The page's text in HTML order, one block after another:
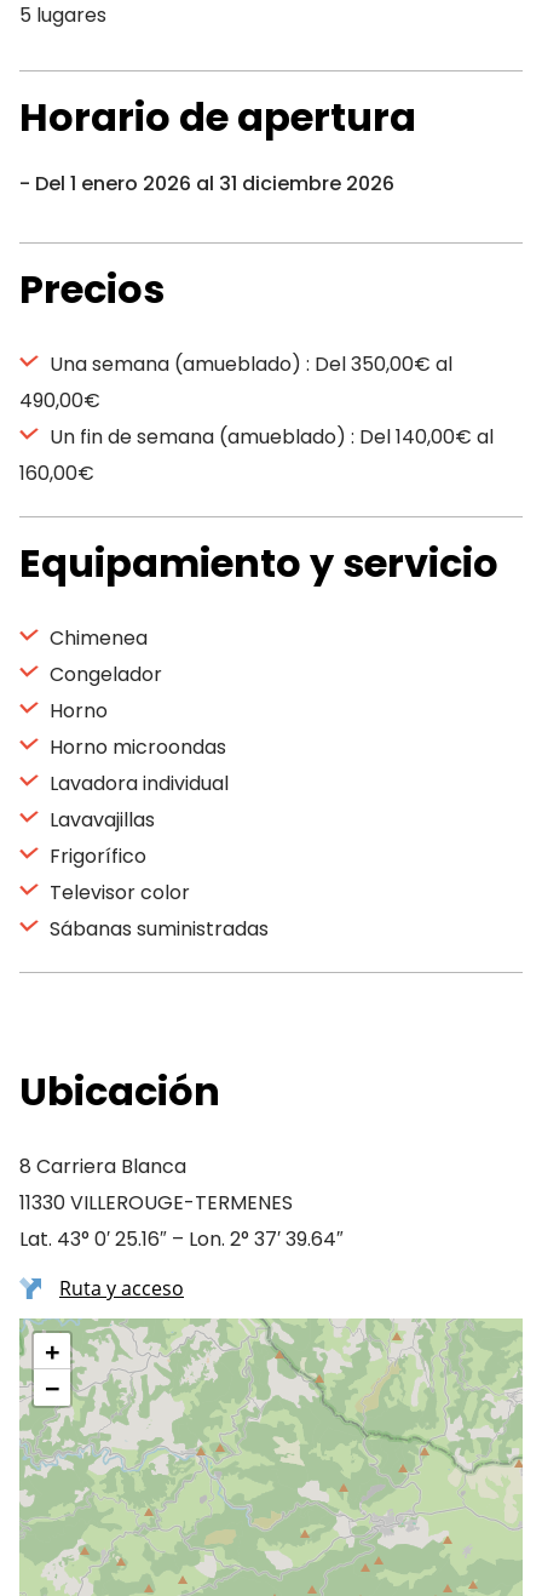
5 lugares
Horario de apertura
Del 1 enero 2026 al 31 diciembre 2026
Precios
Una semana (amueblado) : Del 350,00€ al
490,00€
Un fin de semana (amueblado) : Del 140,00€ al
160,00€
Equipamiento y servicio
Chimenea
Congelador
Horno
Horno microondas
Lavadora individual
Lavavajillas
Frigorífico
Televisor color
Sábanas suministradas
Ubicación
8 Carriera Blanca
11330 VILLEROUGE-TERMENES
Lat. 43° 0′ 25.16″ – Lon. 2° 37′ 39.64″
Ruta y acceso
+
−